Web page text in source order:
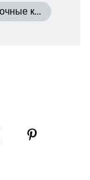
Конференц-центры и выставочные комплексы